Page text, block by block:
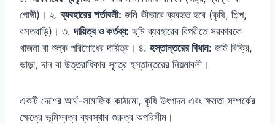
গোষ্ঠী)। ২.ব্যবহারের শর্তাবলী: জমি কীভাবে ব্যবহৃত হবে (কৃষি, শিল্প,
বসতবাড়ি)। ৩.দায়িত্ব ও কর্তব্য: ভূমি ব্যবহারের বিপরীতে সরকারকে
খাজনা বা শুল্ক পরিশোধের দায়িত্ব। ৪. হস্তান্তরের বিধান: জমি বিক্রি,
ভাড়া, দান বা উত্তরাধিকার সূত্রে হস্তান্তরের নিয়মাবলী।
একটি দেশের আর্থ-সামাজিক কাঠামো, কৃষি উৎপাদন এবং ক্ষমতা সম্পর্কের
ক্ষেত্রে ভূমিস্বত্ব ব্যবস্থার গুরুত্ব অপরিসীম।